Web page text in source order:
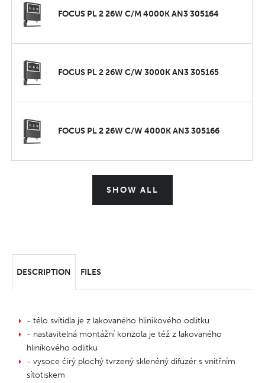
FOCUS PL 2 26W C/M 4000K AN3 305164
FOCUS PL 2 26W C/W 3000K AN3 305165
FOCUS PL 2 26W C/W 4000K AN3 305166
SHOW ALL
DESCRIPTION FILES
- tělo svítidla je z lakovaného hliníkového odlitku
- nastavitelná montážní konzola je též z lakovaného
hliníkového odlitku
- vysoce čirý plochý tvrzený skleněný difuzér s vnitřním
sítotiskem